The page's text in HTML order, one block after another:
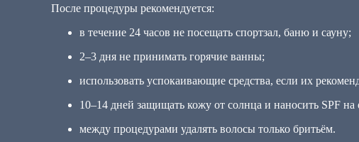
После процедуры рекомендуется:
в течение 24 часов не посещать спортзал, баню и сауну;
2–3 дня не принимать горячие ванны;
использовать успокаивающие средства, если их
10–14 дней защищать кожу от солнца и наносить SPF на
между процедурами удалять волосы только бритьём.